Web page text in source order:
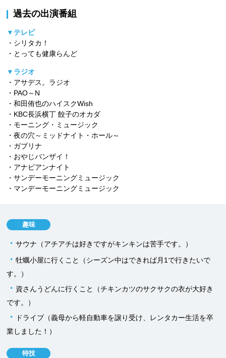
過去の出演番組
▼テレビ
・シリタカ！
・とっても健康らんど
▼ラジオ
・アサデス。ラジオ
・PAO～N
・和田侑也のハイスクWish
・KBC長浜横丁 餃子のオカダ
・モーニング・ミュージック
・夜の穴～ミッドナイト・ホール～
・ガブリナ
・おやじバンザイ！
・アナビアンナイト
・サンデーモーニングミュージック
・マンデーモーニングミュージック
趣味
・サウナ（アチアチは好きですがキンキンは苦手です。）
・牡蠣小屋に行くこと（シーズン中はできれば月1で行きたいで
す。）
・ 資さんうどんに行くこと（チキンカツのサクサクの衣が大好き
です。）
・
ドライブ（義母から軽自動車を譲り受け、レンタカー生活を卒
業しました！）
特技